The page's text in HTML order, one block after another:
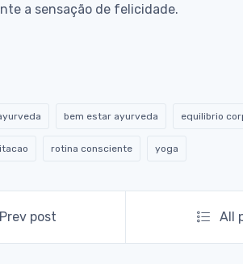
a sensação de felicidade.
bem estar ayurveda equilibrio
rotina consciente yoga
Prev post All